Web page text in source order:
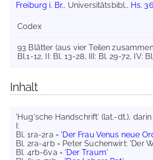
Freiburg i. Br., Universitätsbibl., Hs.
Codex
93 Blätter (aus vier Teilen
Bl.1-12, II: Bl. 13-28, III: Bl. 29-72, IV:
Inhalt
'Hug'sche Handschrift' (lat.-dt.), darin
I:
Bl. 1ra-2ra = 'Der Frau Venus neue
Bl. 2ra-4rb = Peter Suchenwirt: 'Der
Bl. 4rb-6va = 'Der Traum'